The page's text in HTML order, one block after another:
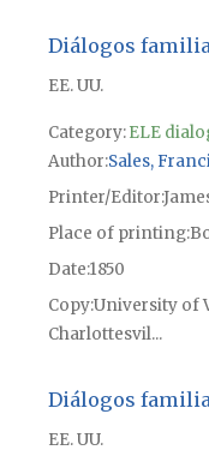
Diálogos
EE. UU.
Category:ELE
Author Sales,
Printer/Editor
Place of printing
Date1850
CopyUniversity of
Charlottesvil...
Diálogos
EE. UU.